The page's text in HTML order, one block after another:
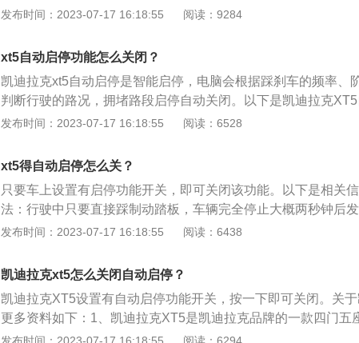
上车前都要手动关闭。cx4是马自达的一款车，其是由“越
mm、1855mm、1524mm，轴距为2700mm。
发布时间：2023-07-17 16:18:55 阅读：9284
xt5自动启停功能怎么关闭？
凯迪拉克xt5自动启停是智能启停，电脑会根据踩刹车的频率、
判断行驶的路况，拥堵路段启停自动关闭。以下是凯迪拉克
介绍：1、如今的很多车型的配置中同时含有自动启停与自动驻
车功能，否则在这个过程中必须一直踩着刹车。一旦松开踏板
火。3、自动驻车会将车轮锁住，不再需要驾驶员脚踩刹车。踩
解除信号，此时车辆会重新起步。
发布时间：2023-07-17 16:18:55 阅读：6528
xt5得自动启停怎么关？
只要车上设置有启停功能开关，即可关闭该功能。以下是相关
法：行驶中只要直接踩制动踏板，车辆完全停止大概两秒钟后
火，一直踩着制动踏板，发动机就会保持关闭。只要一松开刹车
态。2、当需要继续前进的时候，系统自动重启发动机的一套系
越来越普及的功能，配备启停功能的车辆其相关零件都经过特别
验，以满足工况需求，各位大可不必多虑。
发布时间：2023-07-17 16:18:55 阅读：6438
凯迪拉克xt5怎么关闭自动启停？
凯迪拉克XT5设置有自动启停功能开关，按一下即可关闭。关
更多资料如下：1、凯迪拉克XT5是凯迪拉克品牌的一款四门五
车身长宽高分别为4812mm、1903mm、1680mm，轴距为2857